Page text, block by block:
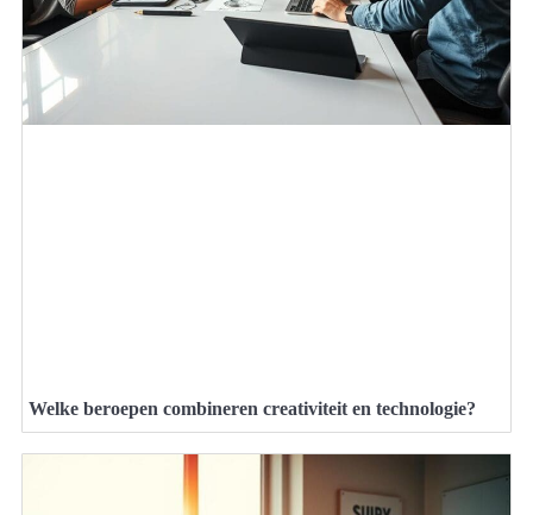
Welke beroepen combineren creativiteit en technologie?